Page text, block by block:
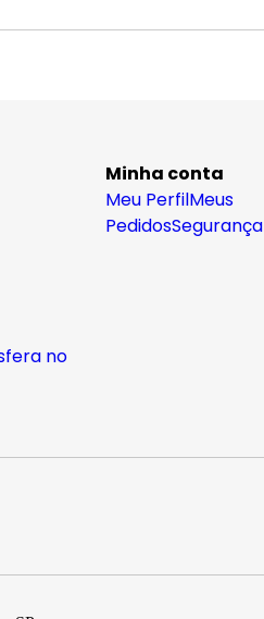
Minha conta
Meu PerfilMeus
PedidosSegurança
no